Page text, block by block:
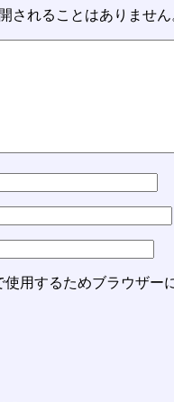
されることはありません
用するためブラウザー